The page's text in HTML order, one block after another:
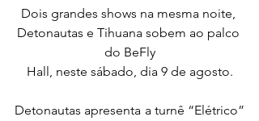
Dois grandes shows na mesma noite,
Detonautas e Tihuana sobem ao palco
do BeFly
Hall, neste sábado, dia 9 de agosto.
Detonautas apresenta a turnê “Elétrico”